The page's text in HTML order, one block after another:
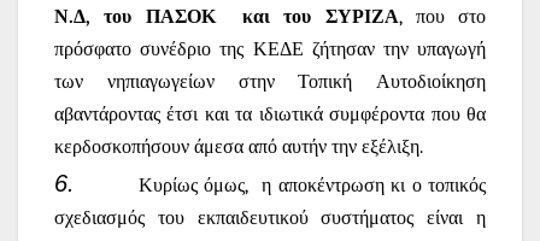
Ν.Δ, του ΠΑΣΟΚ
και του ΣΥΡΙΖΑ, που στο
πρόσφατο συνέδριο της ΚΕΔΕ ζήτησαν την υπαγωγή
των νηπιαγωγείων στην Τοπική Αυτοδιοίκηση
αβαντάροντας έτσι και τα ιδιωτικά συμφέροντα που θα
κερδοσκοπήσουν άμεσα από αυτήν την εξέλιξη.
6. Κυρίως όμως,
η αποκέντρωση κι ο τοπικός
σχεδιασμός του εκπαιδευτικού συστήματος είναι η